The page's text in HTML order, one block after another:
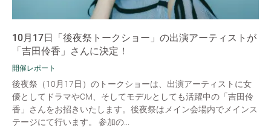
10月17日「後夜祭トークショー」の出演アーティストが
「吉田伶香」さんに決定！
開催レポート
後夜祭（10月17日）のトークショーは、出演アーティストに女
優としてドラマやCM、そしてモデルとしても活躍中の「吉田伶
香」さんをお招きいたします。後夜祭はメイン会場内でメインス
テージにて行います。 参加の...